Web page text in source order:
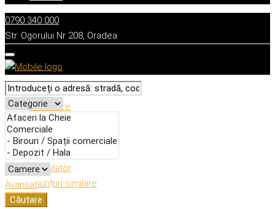
0790 340 000
Str. Ogorului Nr 208, Oradea
Avansat
Căutare
Descriere
Caracteristici
Adresă
Detalii
Calculator
Anunțuri similare